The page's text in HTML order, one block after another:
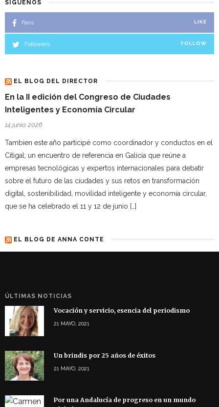
SÍGUENOS
Fans LIKE
Followers FOLLOW
EL BLOG DEL DIRECTOR
En la II edición del Congreso de Ciudades
Inteligentes y Economía Circular
14 junio, 2026
Tambien este año participé como coordinador y conductos en el
Citigal; un encuentro de referencia en Galicia que reúne a
empresas tecnológicas y expertos internacionales para debatir
sobre el futuro de las ciudades y sus retos en transformación
digital, sostenibilidad, movilidad inteligente y economía circular,
que se ha celebrado el 11 y 12 de junio […]
EL BLOG DE ANNA CONTE
ÚLTIMAS NOTICIAS
Vocación y servicio, esencia del periodismo
21 MAYO, 2021
Un brindis por 25 años de éxitos
21 MAYO, 2021
Por una Andalucía de progreso en un mundo